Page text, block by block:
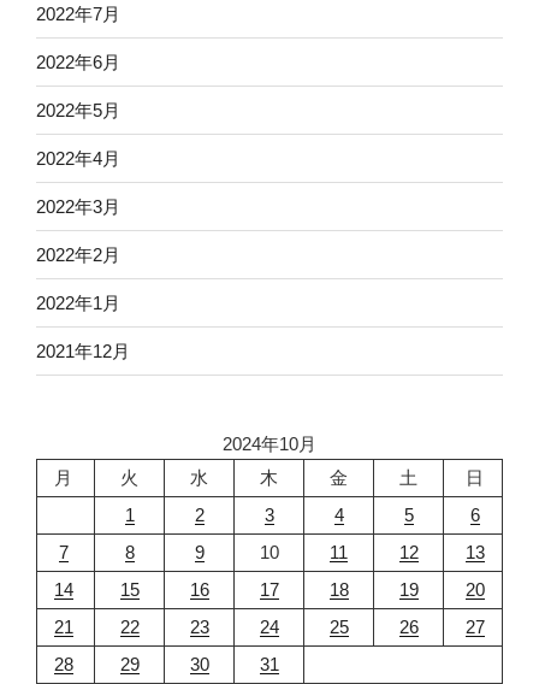
2022年7月
2022年6月
2022年5月
2022年4月
2022年3月
2022年2月
2022年1月
2021年12月
2024年10月
月
火 水 木 金 土
日
1
2 3 4 5
6
7
8 9 10 11 12
13
14
15 16 17 18 19
20
21
22 23 24 25 26
27
28
29 30
31